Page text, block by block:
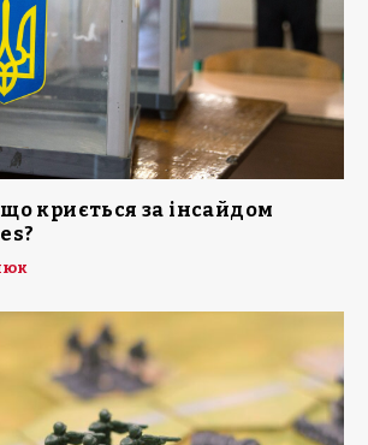
криється за інсайдом